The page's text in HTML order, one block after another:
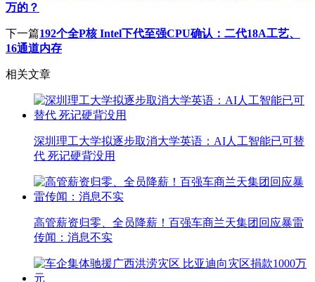
万的？
下一篇192个全P核 Intel下代至强CPU确认：二代18A工艺、
16通道内存
相关文章
深圳理工大学拟逐步取消大学英语：AI人工智能已可替
代 死记硬背没用
高管薪资归零、全员降薪！百强车商兰天集团回应暴雷
传闻：消息不实